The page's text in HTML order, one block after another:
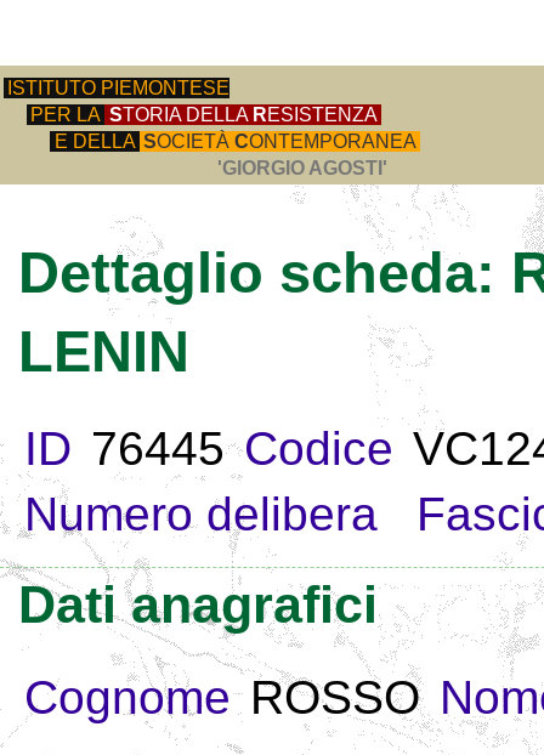
ISTITUTO PIEMONTESE
PER LA STORIA DELLA RESISTENZA
E DELLA SOCIETÀ CONTEMPORANEA
'GIORGIO AGOSTI'
Dettaglio scheda:
LENIN
ID 76445 Codice
Numero delibera
Dati anagrafici
Cognome ROSSO